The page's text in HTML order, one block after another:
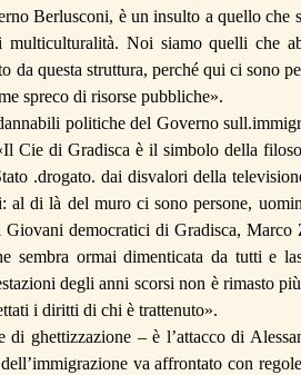
Berlusconi, è un insulto a quello che
multiculturalità. Noi siamo quelli che
da questa struttura, perché qui ci sono
spreco di risorse pubbliche».
politiche del Governo
Ciedi Gradisca è il simbolo della
.drogato. dai disvalori della
: al di là del muro ci sono persone,
democratici di Gradisca, Marco
sembra ormai dimenticata da tutti e
degli anni scorsi non è rimasto
i diritti di chi è trattenuto».
ghettizzazione – è l’attacco di
va affrontato con